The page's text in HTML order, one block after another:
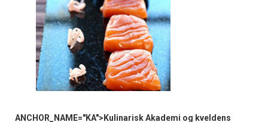
ANCHOR_NAME="KA">Kulinarisk Akademi og kveldens